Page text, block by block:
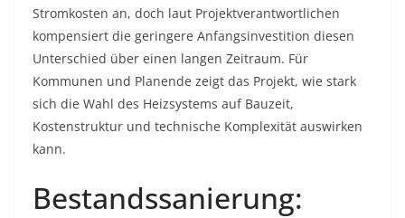
Stromkosten an, doch laut Projektverantwortlichen
kompensiert die geringere Anfangsinvestition diesen
Unterschied über einen langen Zeitraum. Für
Kommunen und Planende zeigt das Projekt, wie stark
sich die Wahl des Heizsystems auf Bauzeit,
Kostenstruktur und technische Komplexität auswirken
kann.
Bestandssanierung: